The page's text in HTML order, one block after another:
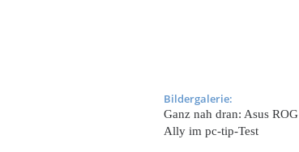
Bildergalerie:
Ganz nah dran: Asus ROG
Ally im pc-tip-Test